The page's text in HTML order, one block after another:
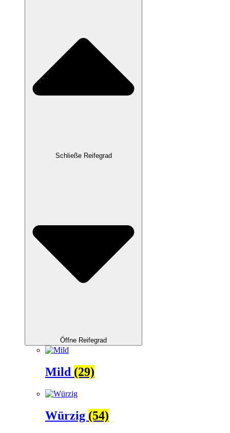
Schließe Reifegrad
Öffne Reifegrad
Mild (29)
Würzig (54)